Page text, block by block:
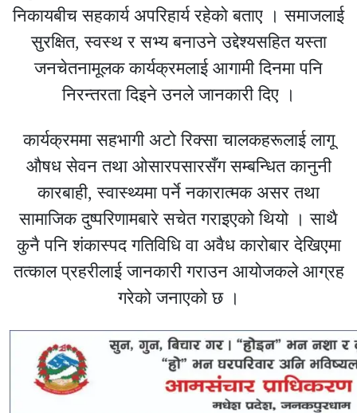
निकायबीच सहकार्य अपरिहार्य रहेको बताए । समाजलाई
सुरक्षित, स्वस्थ र सभ्य बनाउने उद्देश्यसहित यस्ता
जनचेतनामूलक कार्यक्रमलाई आगामी दिनमा पनि
निरन्तरता दिइने उनले जानकारी दिए ।
कार्यक्रममा सहभागी अटो रिक्सा चालकहरूलाई लागू
औषध सेवन तथा ओसारपसारसँग सम्बन्धित कानुनी
कारबाही, स्वास्थ्यमा पर्ने नकारात्मक असर तथा
सामाजिक दुष्परिणामबारे सचेत गराइएको थियो । साथै
कुनै पनि शंकास्पद गतिविधि वा अवैध कारोबार देखिएमा
तत्काल प्रहरीलाई जानकारी गराउन आयोजकले आग्रह
गरेको जनाएको छ ।